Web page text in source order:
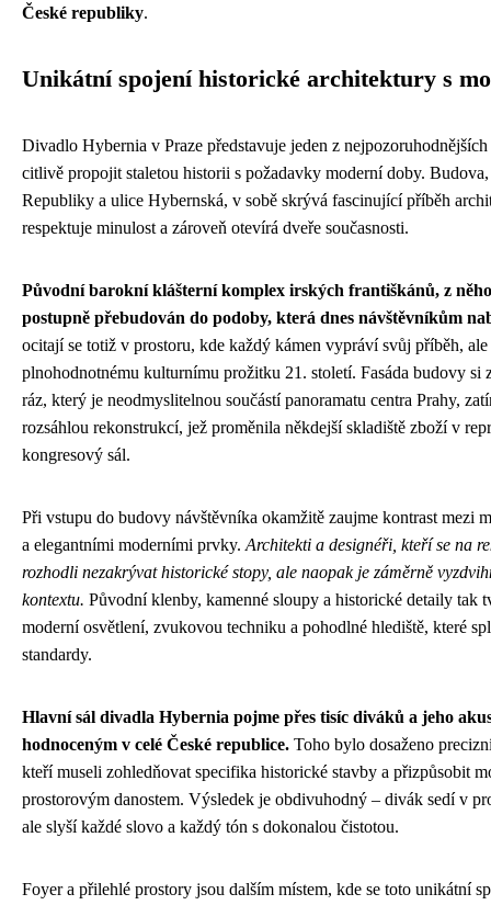
České republiky.
Unikátní spojení historické architektury s
Divadlo Hybernia v Praze představuje jeden z
citlivě propojit staletou historii s požadavky moderní doby.
Republiky a ulice Hybernská, v sobě skrývá fascinující příběh
respektuje minulost a zároveň otevírá dveře současnosti.
Původní barokní klášterní komplex irských františkánů, z
postupně přebudován do podoby, která dnes návštěvníkům
ocitají se totiž v prostoru, kde každý kámen vypráví svůj příběh,
plnohodnotnému kulturnímu prožitku 21. století. Fasáda budovy si
ráz, který je neodmyslitelnou součástí panoramatu centra Prahy,
rozsáhlou rekonstrukcí, jež proměnila někdejší skladiště zboží v
kongresový sál.
Při vstupu do budovy návštěvníka okamžitě zaujme kontrast mezi
a elegantními moderními prvky. Architekti a designéři, kteří se na
rozhodli nezakrývat historické stopy, ale naopak je záměrně
kontextu. Původní klenby, kamenné sloupy a historické detaily tak
moderní osvětlení, zvukovou techniku a pohodlné hlediště, které
standardy.
Hlavní sál divadla Hybernia pojme přes tisíc diváků a jeho
hodnoceným v celé České republice. Toho bylo dosaženo
kteří museli zohledňovat specifika historické stavby a přizpůsobit
prostorovým danostem. Výsledek je obdivuhodný – divák sedí v
ale slyší každé slovo a každý tón s dokonalou čistotou.
Foyer a přilehlé prostory jsou dalším místem, kde se toto unikátní